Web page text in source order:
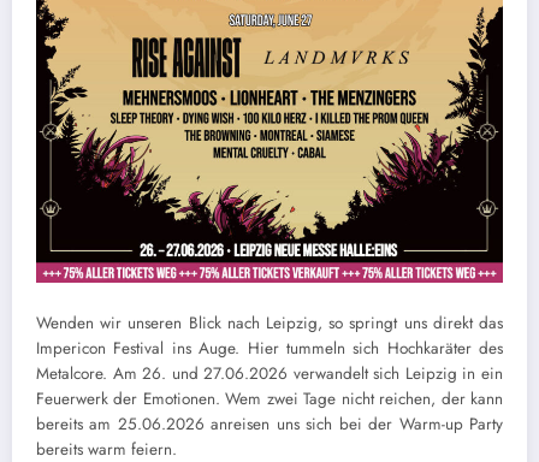
Wenden wir unseren Blick nach Leipzig, so springt uns direkt das
Impericon Festival ins Auge. Hier tummeln sich Hochkaräter des
Metalcore. Am 26. und 27.06.2026 verwandelt sich Leipzig in ein
Feuerwerk der Emotionen. Wem zwei Tage nicht reichen, der kann
bereits am 25.06.2026 anreisen uns sich bei der Warm-up Party
bereits warm feiern.